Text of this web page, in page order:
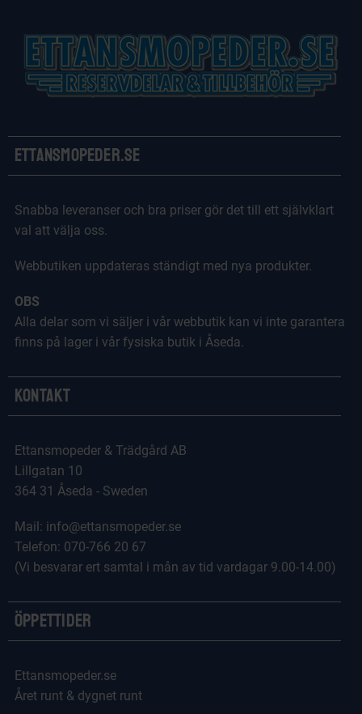
Ettansmopeder.se
Snabba leveranser och bra priser gör det till ett självklart
val att välja oss.
Webbutiken uppdateras ständigt med nya produkter.
OBS
Alla delar som vi säljer i vår webbutik kan vi inte garantera
finns på lager i vår fysiska butik i Åseda.
Kontakt
Ettansmopeder & Trädgård AB
Lillgatan 10
364 31 Åseda - Sweden
Mail: info@ettansmopeder.se
Telefon: 070-766 20 67
(Vi besvarar ert samtal i mån av tid vardagar 9.00-14.00)
Öppettider
Ettansmopeder.se
Året runt & dygnet runt